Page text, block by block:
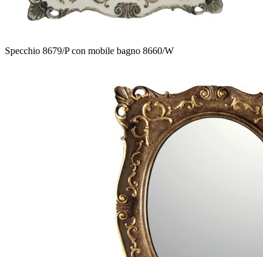
Specchio 8679/P con mobile bagno 8660/W